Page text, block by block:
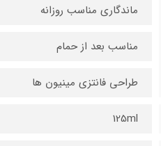
ماندگاری مناسب روزانه
مناسب بعد از حمام
طراحی فانتزی مینیون ها
125ml